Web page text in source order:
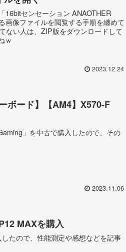
16bitセンセーション ANAOTHER
画像ファイルを閲覧する手順を纏めて
ない人は、ZIP版をダウンロードして
ｗ
2023.12.24
ボード】【AM4】X570-F
」を中古で購入したので、その
2023.11.06
MAXを購入
たので、性能測定や感想などを記事